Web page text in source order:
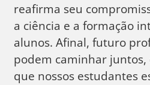
reafirma seu
a ciência e a formação
alunos. Afinal, futuro
podem caminhar juntos,
que nossos estudantes